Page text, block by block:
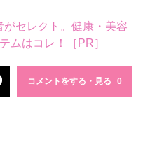
セレクト。健康・美容
ムはコレ！［PR］
コメントをする・見る